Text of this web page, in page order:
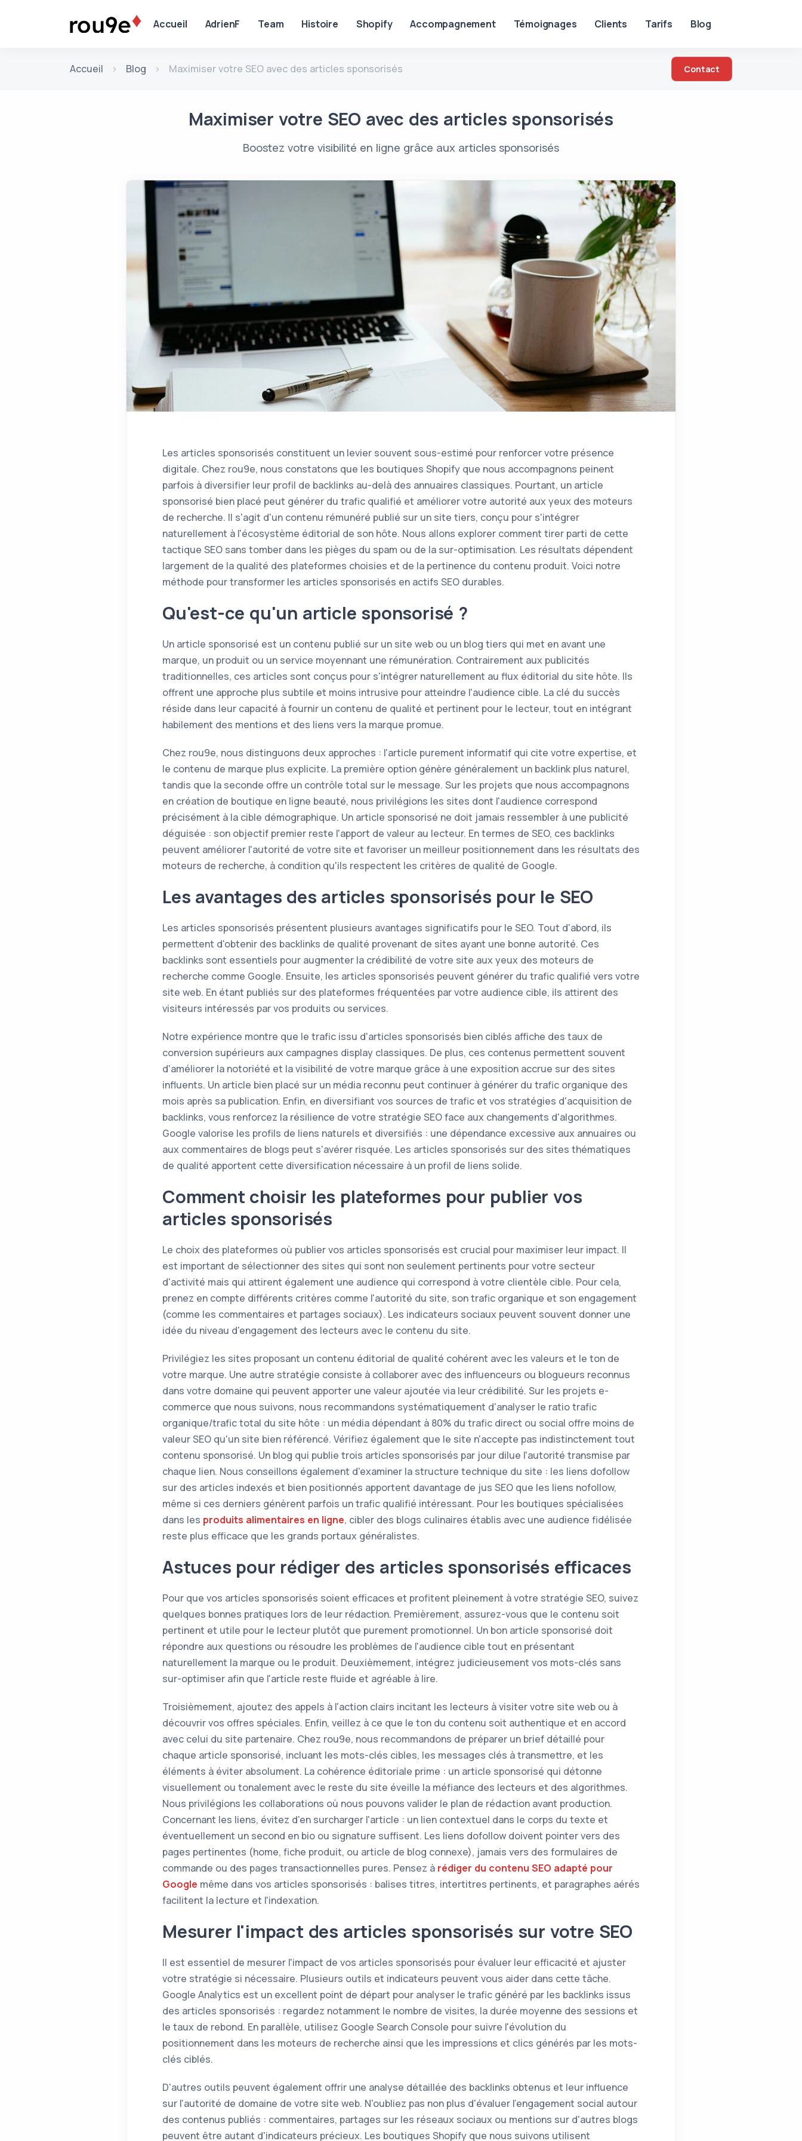
Accueil
AdrienF Team Histoire Shopify Accompagnement Témoignages Clients Tarifs Blog
Accueil Blog Maximiser votre SEO avec des articles sponsorisés Contact
Maximiser votre SEO avec des articles sponsorisés
Boostez votre visibilité en ligne grâce aux articles sponsorisés
Les articles sponsorisés constituent un levier souvent sous-estimé pour renforcer votre présence
digitale. Chez rou9e, nous constatons que les boutiques Shopify que nous accompagnons peinent
parfois à diversifier leur profil de backlinks au-delà des annuaires classiques. Pourtant, un article
sponsorisé bien placé peut générer du trafic qualifié et améliorer votre autorité aux yeux des moteurs
de recherche. Il s'agit d'un contenu rémunéré publié sur un site tiers, conçu pour s'intégrer
naturellement à l'écosystème éditorial de son hôte. Nous allons explorer comment tirer parti de cette
tactique SEO sans tomber dans les pièges du spam ou de la sur-optimisation. Les résultats dépendent
largement de la qualité des plateformes choisies et de la pertinence du contenu produit. Voici notre
méthode pour transformer les articles sponsorisés en actifs SEO durables.
Qu'est-ce qu'un article sponsorisé ?
Un article sponsorisé est un contenu publié sur un site web ou un blog tiers qui met en avant une
marque, un produit ou un service moyennant une rémunération. Contrairement aux publicités
traditionnelles, ces articles sont conçus pour s'intégrer naturellement au flux éditorial du site hôte. Ils
offrent une approche plus subtile et moins intrusive pour atteindre l'audience cible. La clé du succès
réside dans leur capacité à fournir un contenu de qualité et pertinent pour le lecteur, tout en intégrant
habilement des mentions et des liens vers la marque promue.
Chez rou9e, nous distinguons deux approches : l'article purement informatif qui cite votre expertise, et
le contenu de marque plus explicite. La première option génère généralement un backlink plus naturel,
tandis que la seconde offre un contrôle total sur le message. Sur les projets que nous accompagnons
en création de boutique en ligne beauté, nous privilégions les sites dont l'audience correspond
précisément à la cible démographique. Un article sponsorisé ne doit jamais ressembler à une publicité
déguisée : son objectif premier reste l'apport de valeur au lecteur. En termes de SEO, ces backlinks
peuvent améliorer l'autorité de votre site et favoriser un meilleur positionnement dans les résultats des
moteurs de recherche, à condition qu'ils respectent les critères de qualité de Google.
Les avantages des articles sponsorisés pour le SEO
Les articles sponsorisés présentent plusieurs avantages significatifs pour le SEO. Tout d'abord, ils
permettent d'obtenir des backlinks de qualité provenant de sites ayant une bonne autorité. Ces
backlinks sont essentiels pour augmenter la crédibilité de votre site aux yeux des moteurs de
recherche comme Google. Ensuite, les articles sponsorisés peuvent générer du trafic qualifié vers votre
site web. En étant publiés sur des plateformes fréquentées par votre audience cible, ils attirent des
visiteurs intéressés par vos produits ou services.
Notre expérience montre que le trafic issu d'articles sponsorisés bien ciblés affiche des taux de
conversion supérieurs aux campagnes display classiques. De plus, ces contenus permettent souvent
d'améliorer la notoriété et la visibilité de votre marque grâce à une exposition accrue sur des sites
influents. Un article bien placé sur un média reconnu peut continuer à générer du trafic organique des
mois après sa publication. Enfin, en diversifiant vos sources de trafic et vos stratégies d'acquisition de
backlinks, vous renforcez la résilience de votre stratégie SEO face aux changements d'algorithmes.
Google valorise les profils de liens naturels et diversifiés : une dépendance excessive aux annuaires ou
aux commentaires de blogs peut s'avérer risquée. Les articles sponsorisés sur des sites thématiques
de qualité apportent cette diversification nécessaire à un profil de liens solide.
Comment choisir les plateformes pour publier vos
articles sponsorisés
Le choix des plateformes où publier vos articles sponsorisés est crucial pour maximiser leur impact. Il
est important de sélectionner des sites qui sont non seulement pertinents pour votre secteur
d'activité mais qui attirent également une audience qui correspond à votre clientèle cible. Pour cela,
prenez en compte différents critères comme l'autorité du site, son trafic organique et son engagement
(comme les commentaires et partages sociaux). Les indicateurs sociaux peuvent souvent donner une
idée du niveau d'engagement des lecteurs avec le contenu du site.
Privilégiez les sites proposant un contenu éditorial de qualité cohérent avec les valeurs et le ton de
votre marque. Une autre stratégie consiste à collaborer avec des influenceurs ou blogueurs reconnus
dans votre domaine qui peuvent apporter une valeur ajoutée via leur crédibilité. Sur les projets e-
commerce que nous suivons, nous recommandons systématiquement d'analyser le ratio trafic
organique/trafic total du site hôte : un média dépendant à 80% du trafic direct ou social offre moins de
valeur SEO qu'un site bien référencé. Vérifiez également que le site n'accepte pas indistinctement tout
contenu sponsorisé. Un blog qui publie trois articles sponsorisés par jour dilue l'autorité transmise par
chaque lien. Nous conseillons également d'examiner la structure technique du site : les liens dofollow
sur des articles indexés et bien positionnés apportent davantage de jus SEO que les liens nofollow,
même si ces derniers génèrent parfois un trafic qualifié intéressant. Pour les boutiques spécialisées
dans les produits alimentaires en ligne, cibler des blogs culinaires établis avec une audience fidélisée
reste plus efficace que les grands portaux généralistes.
Astuces pour rédiger des articles sponsorisés efficaces
Pour que vos articles sponsorisés soient efficaces et profitent pleinement à votre stratégie SEO, suivez
quelques bonnes pratiques lors de leur rédaction. Premièrement, assurez-vous que le contenu soit
pertinent et utile pour le lecteur plutôt que purement promotionnel. Un bon article sponsorisé doit
répondre aux questions ou résoudre les problèmes de l'audience cible tout en présentant
naturellement la marque ou le produit. Deuxièmement, intégrez judicieusement vos mots-clés sans
sur-optimiser afin que l'article reste fluide et agréable à lire.
Troisièmement, ajoutez des appels à l'action clairs incitant les lecteurs à visiter votre site web ou à
découvrir vos offres spéciales. Enfin, veillez à ce que le ton du contenu soit authentique et en accord
avec celui du site partenaire. Chez rou9e, nous recommandons de préparer un brief détaillé pour
chaque article sponsorisé, incluant les mots-clés cibles, les messages clés à transmettre, et les
éléments à éviter absolument. La cohérence éditoriale prime : un article sponsorisé qui détonne
visuellement ou tonalement avec le reste du site éveille la méfiance des lecteurs et des algorithmes.
Nous privilégions les collaborations où nous pouvons valider le plan de rédaction avant production.
Concernant les liens, évitez d'en surcharger l'article : un lien contextuel dans le corps du texte et
éventuellement un second en bio ou signature suffisent. Les liens dofollow doivent pointer vers des
pages pertinentes (home, fiche produit, ou article de blog connexe), jamais vers des formulaires de
commande ou des pages transactionnelles pures. Pensez à rédiger du contenu SEO adapté pour
Google même dans vos articles sponsorisés : balises titres, intertitres pertinents, et paragraphes aérés
facilitent la lecture et l'indexation.
Mesurer l'impact des articles sponsorisés sur votre SEO
Il est essentiel de mesurer l'impact de vos articles sponsorisés pour évaluer leur efficacité et ajuster
votre stratégie si nécessaire. Plusieurs outils et indicateurs peuvent vous aider dans cette tâche.
Google Analytics est un excellent point de départ pour analyser le trafic généré par les backlinks issus
des articles sponsorisés : regardez notamment le nombre de visites, la durée moyenne des sessions et
le taux de rebond. En parallèle, utilisez Google Search Console pour suivre l'évolution du
positionnement dans les moteurs de recherche ainsi que les impressions et clics générés par les mots-
clés ciblés.
D'autres outils peuvent également offrir une analyse détaillée des backlinks obtenus et leur influence
sur l'autorité de domaine de votre site web. N'oubliez pas non plus d'évaluer l'engagement social autour
des contenus publiés : commentaires, partages sur les réseaux sociaux ou mentions sur d'autres blogs
peuvent être autant d'indicateurs précieux. Les boutiques Shopify que nous suivons utilisent